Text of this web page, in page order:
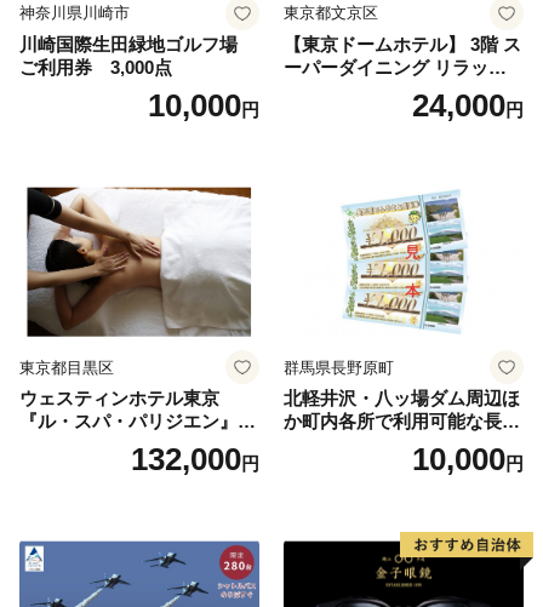
神奈川県川崎市
川崎国際生田緑地ゴルフ場
ご利用券 3,000点
10,000円
東京都文京区
【東京ドームホテル】 3階 ス
ーパーダイニング リラッサ
ランチブッフェ お食事券 大
人1名様分 関東 東京 ご利用
24,000円
東京都目黒区
ウェスティンホテル東京
『ル・スパ・パリジエン』選
べるボディセラピー90分/1名
132,000円
群馬県長野原町
北軽井沢・八ッ場ダム周辺ほ
か町内各所で利用可能な長野
原町ふるさと感謝券（3,000
円分）【トラベル 観光 旅行
10,000円